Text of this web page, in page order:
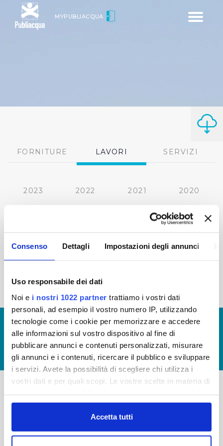
Consenso Dettagli Impostazioni degli annunci
Uso responsabile dei dati
Noi e i nostri 1022 partner trattiamo i vostri dati
personali, ad esempio il vostro numero IP, utilizzando
tecnologie come i cookie per memorizzare e accedere
alle informazioni sul vostro dispositivo al fine di
pubblicare annunci e contenuti personalizzati, misurare
gli annunci e i contenuti, ricercare il pubblico e sviluppare
i servizi. Avete la possibilità di scegliere chi utilizza i
vostri dati e per quali scopi. Le vostre scelte in materia di
in cui avete effettuato le vostre scelte. È possibile
modificare o revocare il proprio consenso in qualsiasi
momento dalla Dichiarazione sui cookie o facendo clic
Accetta tutti
Toggle
MYPUBLIACQUA
FORNITURE LAVORI SERVIZI
2023 2022 2021 2020
2016
2015 2014 2013 2012
2010
© Copyright 2017 - 2026
GLOSSARIO
GIUDICA IL SERVIZIO
LAVORA CON NOI
Via Villamagna 90/c -
-
FAQ
PRIVACY POLICY